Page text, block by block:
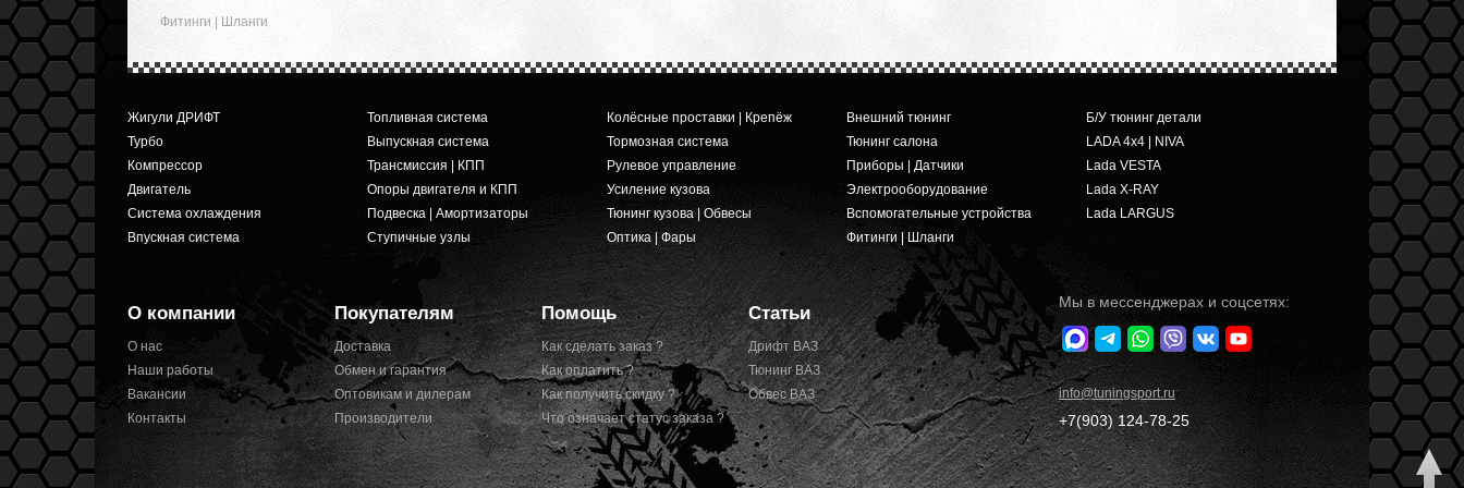
Фитинги | Шланги
Жигули ДРИФТ
Турбо
Компрессор
Двигатель
Система охлаждения
Впускная система
Топливная система
Выпускная система
Трансмиссия | КПП
Опоры двигателя и КПП
Подвеска | Амортизаторы
Ступичные узлы
Колёсные проставки | Крепёж
Тормозная система
Рулевое управление
Усиление кузова
Тюнинг кузова | Обвесы
Оптика | Фары
Внешний тюнинг
Тюнинг салона
Приборы | Датчики
Электрооборудование
Вспомогательные устройства
Фитинги | Шланги
Б/У тюнинг детали
LADA 4x4 | NIVA
Lada VESTA
Lada X-RAY
Lada LARGUS
О компании
О нас
Наши работы
Вакансии
Контакты
Покупателям
Доставка
Обмен и гарантия
Оптовикам и дилерам
Производители
Помощь
Как сделать заказ ?
Как оплатить ?
Как получить скидку ?
Что означает статус заказа ?
Статьи
Дрифт ВАЗ
Тюнинг ВАЗ
Обвес ВАЗ
Мы в мессенджерах и соцсетях:
info@tuningsport.ru
+7(903) 124-78-25